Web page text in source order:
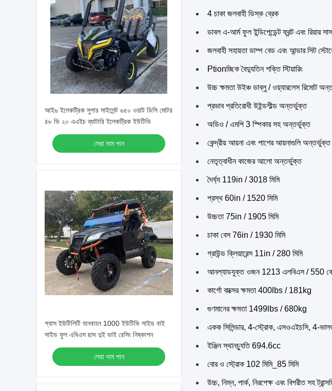
আই৬ ইলেকট্রিক সুপার সাইলেন্ট ৬৫০ ওয়াট ডিসি মোটর
৪৮ ভি ২০ এএইচ ব্যাটারি ইলেকট্রিক ইউটিভি
সেরা দাম পান
গ্যাস ইউটিলিটি যানবাহন 1000 ইউটিভি সাইড বাই
সাইড ফুল এবিএস ছাদ দুই ভাই রেসিং নিষ্কাশন
সেরা দাম পান
4 চাকা জলবাহী ডিস্ক ব্রেক
ডাবল এ-আর্ম ফুল ইন্ডিপেন্ডেন্ট ফ্রন্ট এবং রিয়ার
জলবাহী সহায়তা ডাম্প বেড এবং আন্ডার সিট
Ptionচ্ছিক বৈদ্যুতিন শক্তি স্টিয়ারিং
উচ্চ ক্ষমতা উইঞ্চ ডাব্লু / ওয়্যারলেস রিমোট
প্রভাব প্রতিরোধী উইন্ডশীল্ড অন্তর্ভুক্ত
অডিও / এমপি 3 স্পিকার সহ অন্তর্ভুক্ত
কেন্দ্রীয় আয়না এবং পাশের আয়নাগুলি অন্তর্ভুক্ত
নেতৃত্বাধীন কাজের আলো অন্তর্ভুক্ত
দৈর্ঘ্য 119in / 3018 মিমি
প্রস্থ 60in / 1520 মিমি
উচ্চতা 75in / 1905 মিমি
চাকা বেস 76in / 1930 মিমি
গ্রাউন্ড ক্লিয়ারেন্স 11in / 280 মিমি
আনল্যাডযুক্ত ওজন 1213 এলবিএস / 550
কার্গো বাক্সের ক্ষমতা 400lbs / 181kg
গুণমানের ক্ষমতা 1499lbs / 680kg
একক সিলিন্ডার, 4-স্ট্রোক, এসওএইচসি, 4-
ইঞ্জিন স্থানচ্যুতি 694.6cc
বোর ও স্ট্রোক 102 মিমি_85 মিমি
উচ্চ, নিম্ন, পার্ক, নিরপেক্ষ এবং বিপরীত সহ